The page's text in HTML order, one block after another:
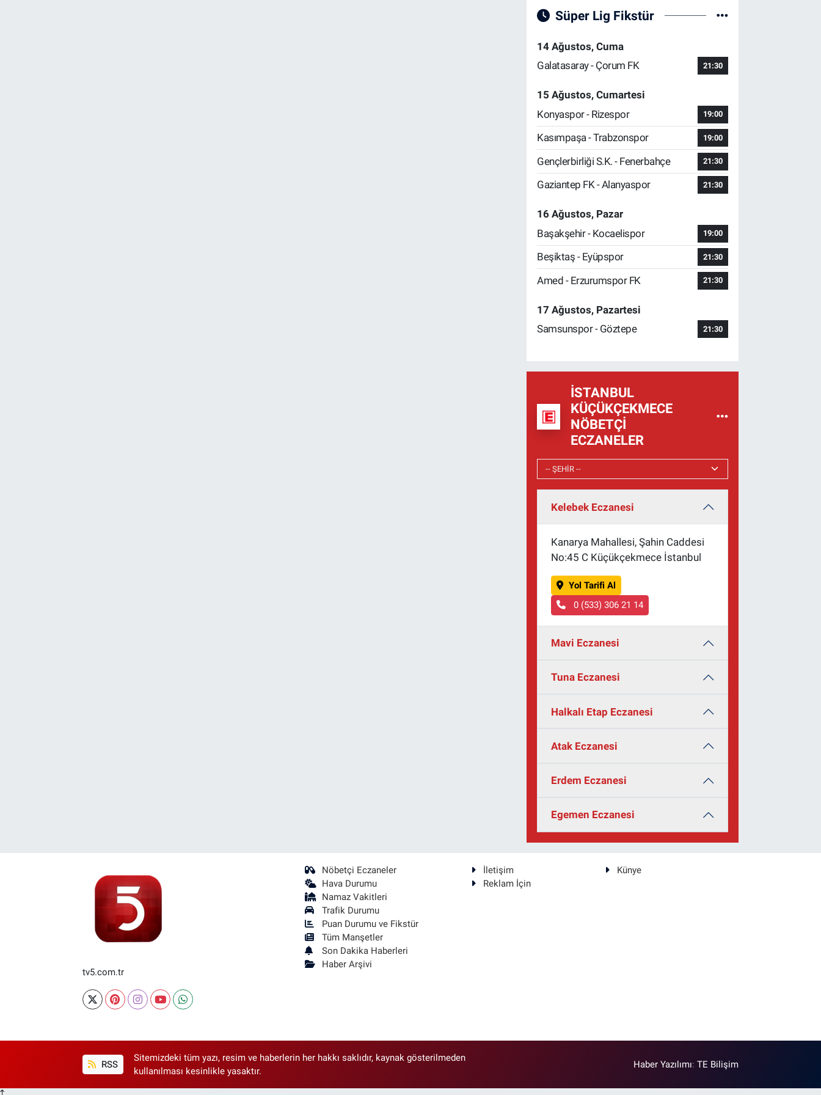
Süper Lig Fikstür
14 Ağustos, Cuma
Galatasaray - Çorum FK
21:30
15 Ağustos, Cumartesi
Konyaspor - Rizespor
19:00
Kasımpaşa - Trabzonspor 19:00
Gençlerbirliği S.K. - Fenerbahçe 21:30
Gaziantep FK - Alanyaspor 21:30
16 Ağustos, Pazar
Başakşehir - Kocaelispor
19:00
Beşiktaş - Eyüpspor 21:30
Amed - Erzurumspor FK 21:30
17 Ağustos, Pazartesi
Samsunspor - Göztepe
21:30
İSTANBUL
KÜÇÜKÇEKMECE
NÖBETÇI
ECZANELER
Kelebek Eczanesi
Kanarya Mahallesi, Şahin Caddesi
No:45 C Küçükçekmece İstanbul
Yol Tarifi Al
0 (533) 306 21 14
Mavi Eczanesi
Tuna Eczanesi
Halkalı Etap Eczanesi
Atak Eczanesi
Erdem Eczanesi
Egemen Eczanesi
tv5.com.tr
Nöbetçi Eczaneler
Hava Durumu
Namaz Vakitleri
Trafik Durumu
Puan Durumu ve Fikstür
Tüm Manşetler
Son Dakika Haberleri
Haber Arşivi
İletişim
Künye
Reklam İçin
RSS
Sitemizdeki tüm yazı, resim ve haberlerin her hakkı saklıdır, kaynak gösterilmeden
kullanılması kesinlikle yasaktır.
Haber Yazılımı:TE Bilişim